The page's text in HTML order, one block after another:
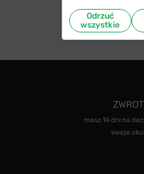
masz 14 dni na
swoje
Odrzuć
wszystkie